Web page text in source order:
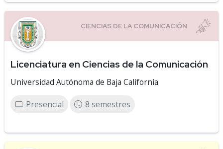
Licenciatura en Ciencias de la Comunicación
Universidad Autónoma de Baja California
Presencial 8 semestres